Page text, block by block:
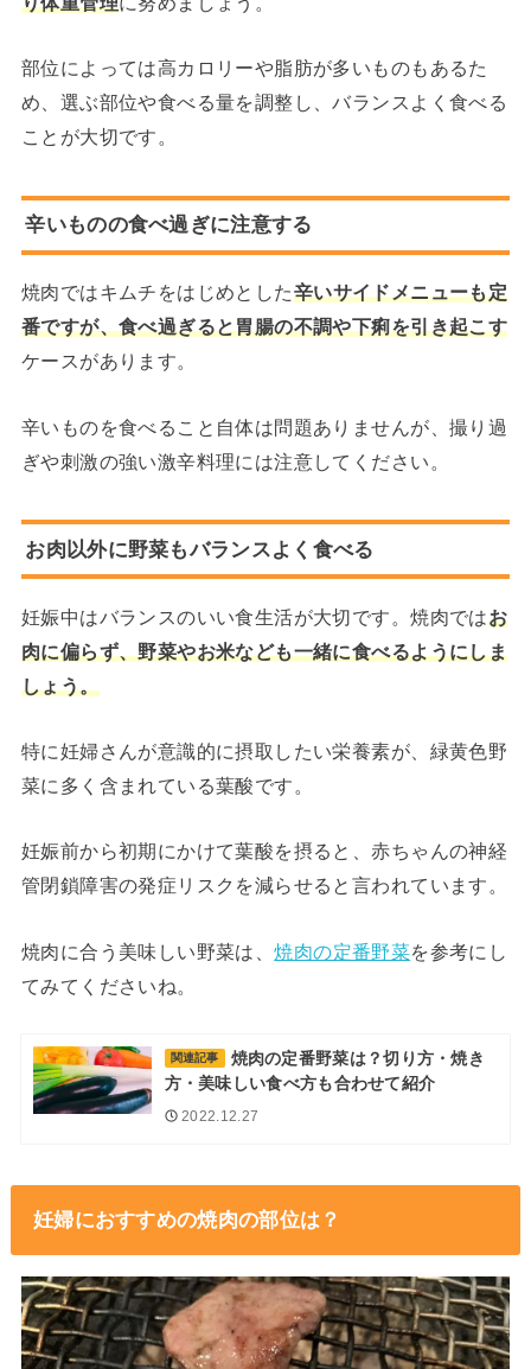
部位によっては高カロリーや脂肪が多いものもあるた
め、選ぶ部位や食べる量を調整し、バランスよく食べる
ことが大切です。
辛いものの食べ過ぎに注意する
焼肉ではキムチをはじめとした辛いサイドメニューも定
番ですが、食べ過ぎると胃腸の不調や下痢を引き起こす
ケースがあります。
辛いものを食べること自体は問題ありませんが、撮り過
ぎや刺激の強い激辛料理には注意してください。
お肉以外に野菜もバランスよく食べる
妊娠中はバランスのいい食生活が大切です。焼肉ではお
肉に偏らず、野菜やお米なども一緒に食べるようにしま
しょう。
特に妊婦さんが意識的に摂取したい栄養素が、緑黄色野
菜に多く含まれている葉酸です。
妊娠前から初期にかけて葉酸を摂ると、赤ちゃんの神経
管閉鎖障害の発症リスクを減らせると言われています。
焼肉に合う美味しい野菜は、焼肉の定番野菜を参考にし
てみてくださいね。
関連記事
焼肉の定番野菜は？切り方・焼き
方・美味しい食べ方も合わせて紹介
2022.12.27
妊婦におすすめの焼肉の部位は？